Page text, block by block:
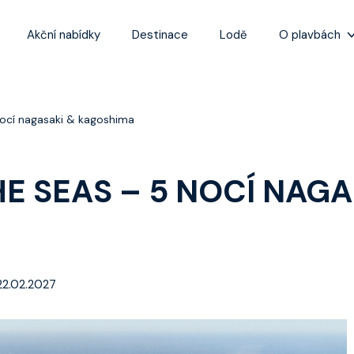
Akční nabídky Destinace Lodě O plavbách
Tipy na nejlepší
nagasaki & kagoshima
SEAS – 5 NOCÍ